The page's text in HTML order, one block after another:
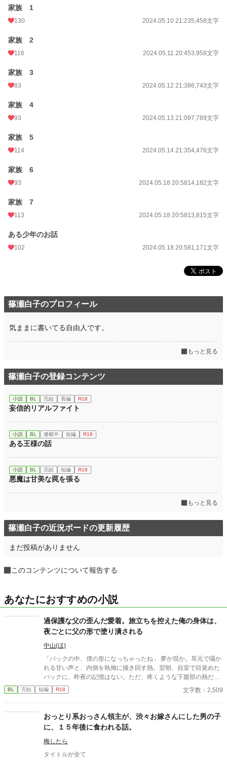
家族 1
130 2024.05.10 21:235,458文字
家族 2
116 2024.05.11 20:453,958文字
家族 3
83 2024.05.12 21:386,743文字
家族 4
93 2024.05.13 21:097,789文字
家族 5
114 2024.05.14 21:354,476文字
家族 6
93 2024.05.18 20:5814,182文字
家族 7
113 2024.05.18 20:5813,815文字
ある少年のお話
102 2024.05.18 20:581,171文字
篠瀬白子のプロフィール
気ままに書いてる自由人です。
もっと見る
篠瀬白子の登録コンテンツ
小説 BL 完結 長編 R18
妄信的リアルファイト
小説 BL 連載中 短編 R18
ある王様の話
小説 BL 完結 短編 R18
悪魔は甘美な罠を張る
もっと見る
篠瀬白子の近況ボードの更新履歴
まだ投稿がありません
このコンテンツについて報告する
あなたにおすすめの小説
過保護な父の歪んだ愛着。旅立ちを控えた俺の身体は、
夜ごとに父の形で塗り潰される
中山(ほ)
「パックの中、僕の形になっちゃったね」 夢か現か。耳元で囁か
れる甘い声と、内側を執拗に掻き回す熱。翌朝、自室で目覚めた
パックに、昨夜の記憶はない。ただ、疼くような下腹部の熱だけ
が残っていた。 相談しようと向かった相手こそが、自分を侵食し
ている張本人だとも知らずに、パックは父の部屋の扉を開く。 こ
BL 完結 短編 R18 文字数：2,509
おっとり系おっさん領主が、渋々お嫁さんにした男の子
に、１５年後に食われる話。
梅したら
タイトルが全て